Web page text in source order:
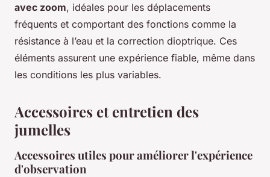
avec zoom, idéales pour les déplacements
fréquents et comportant des fonctions comme la
résistance à l’eau et la correction dioptrique. Ces
éléments assurent une expérience fiable, même dans
les conditions les plus variables.
Accessoires et entretien des
jumelles
Accessoires utiles pour améliorer l'expérience
d'observation